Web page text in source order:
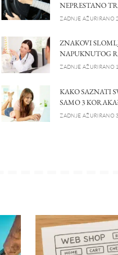
NEPRESTANO
ZADNJE AŽURIRANO
ZNAKOVI
NAPUKNUTOG
ZADNJE AŽURIRANO
KAKO SAZNATI
SAMO 3
ZADNJE AŽURIRANO